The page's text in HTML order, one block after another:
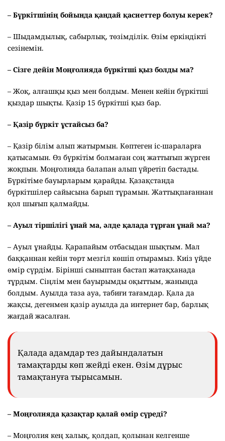
– Бүркітшінің бойында қандай қасиеттер болуы керек?
– Шыдамдылық, сабырлық, төзімділік. Өзім еркіндікті
сезінемін.
– Сізге дейін Моңғолияда бүркітші қыз болды ма?
– Жоқ, алғашқы қыз мен болдым. Менен кейін бүркітші
қыздар шықты. Қазір 15 бүркітші қыз бар.
– Қазір бүркіт ұстайсыз ба?
– Қазір білім алып жатырмын. Көптеген іс-шараларға
қатысамын. Өз бүркітім болмаған соң жаттығып жүрген
жоқпын. Моңғолияда балапан алып үйретіп бастады.
Бүркітіме бауырларым қарайды. Қазақстанда
бүркітшілер сайысына барып тұрамын. Жаттықпағаннан
қол шығып қалмайды.
– Ауыл тіршілігі ұнай ма, әлде қалада тұрған ұнай ма?
– Ауыл ұнайды. Қарапайым отбасыдан шықтым. Мал
баққаннан кейін төрт мезгіл көшіп отырамыз. Киіз үйде
өмір сүрдім. Бірінші сыныптан бастап жатақханада
тұрдым. Сіңлім мен бауырымды оқыттым, жанында
болдым. Ауылда таза ауа, табиғи тағамдар. Қала да
жақсы, дегенмен қазір ауылда да интернет бар, барлық
жағдай жасалған.
Қалада адамдар тез дайындалатын
тамақтарды көп жейді екен. Өзім дұрыс
тамақтануға тырысамын.
– Моңғолияда қазақтар қалай өмір сүреді?
– Моңғолия кең халық, қолдап, қолынан келгенше